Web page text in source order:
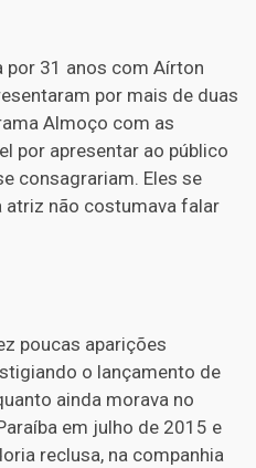
por 31 anos com Aírton
por mais de duas
Almoço com as
por apresentar ao público
consagrariam. Eles se
atriz não costumava falar
poucas aparições
o lançamento de
ainda morava no
em julho de 2015 e
reclusa, na companhia